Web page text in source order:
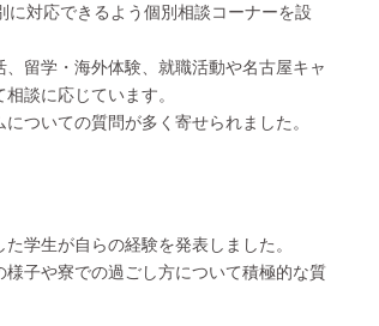
に対応できるよう個別相談コーナーを設
留学・海外体験、就職活動や名古屋キャ
談に応じています。
ついての質問が多く寄せられました。
学生が自らの経験を発表しました。
子や寮での過ごし方について積極的な質